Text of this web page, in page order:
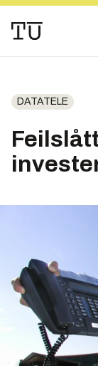
DATATELE